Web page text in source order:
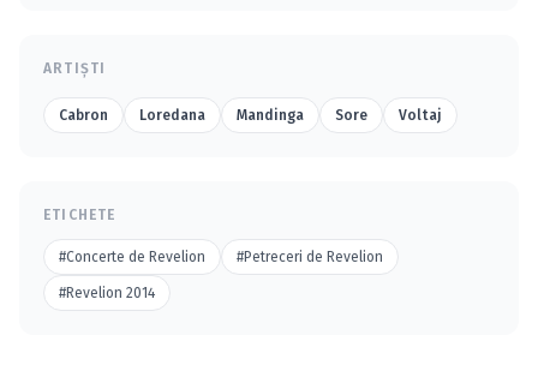
ARTIȘTI
Cabron Loredana Mandinga Sore Voltaj
ETICHETE
#Concerte de Revelion #Petreceri de Revelion
#Revelion 2014